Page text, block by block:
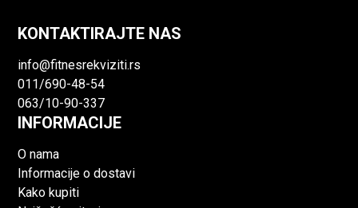
KONTAKTIRAJTE NAS
info@fitnesrekviziti.rs
011/690-48-54
063/10-90-337
INFORMACIJE
O nama
Informacije o dostavi
Kako kupiti